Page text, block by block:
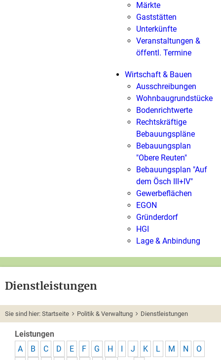
Märkte
Gaststätten
Unterkünfte
Veranstaltungen &
öffentl. Termine
Wirtschaft & Bauen
Ausschreibungen
Wohnbaugrundstücke
Bodenrichtwerte
Rechtskräftige
Bebauungspläne
Bebauungsplan
"Obere Reuten"
Bebauungsplan "Auf
dem Ösch III+IV"
Gewerbeflächen
EGON
Gründerdorf
HGI
Lage & Anbindung
Dienstleistungen
Sie sind hier: Startseite Politik & Verwaltung Dienstleistungen
Leistungen
A
B C D E F G H I J K L M N
O